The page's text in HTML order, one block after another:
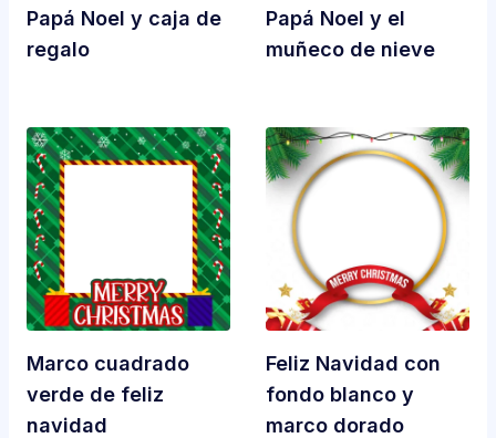
Papá Noel y caja de
regalo
Papá Noel y el
muñeco de nieve
Marco cuadrado
verde de feliz
navidad
Feliz Navidad con
fondo blanco y
marco dorado